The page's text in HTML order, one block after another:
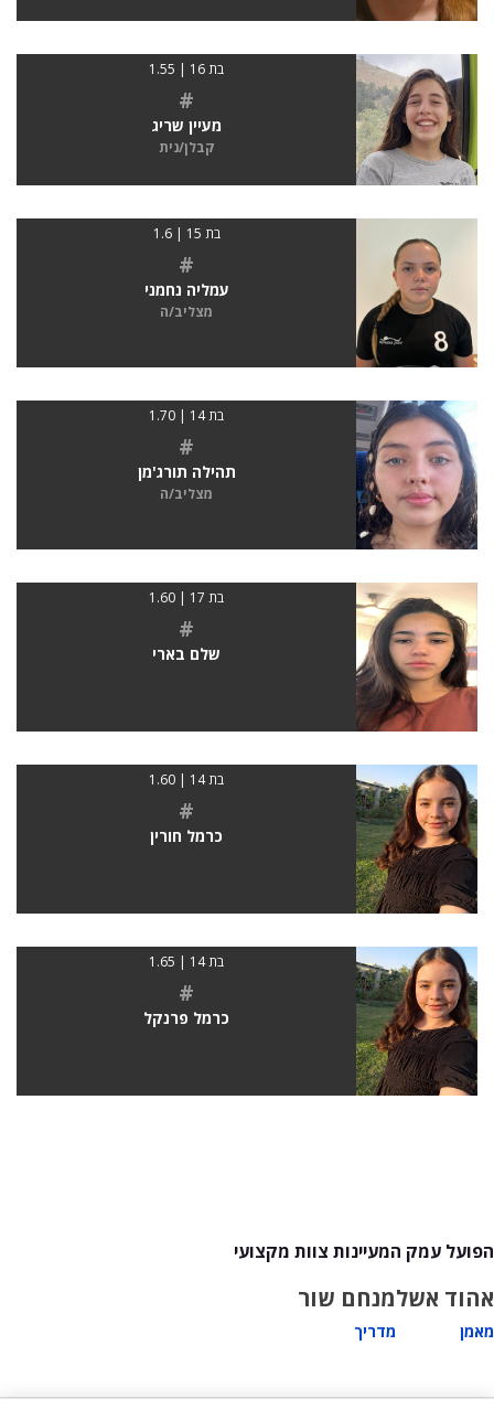
בת 16 | 1.55
#
מעיין שריג
קבלן/נית
בת 15 | 1.6
#
עמליה נחמני
מצליב/ה
בת 14 | 1.70
#
תהילה תורג'מן
מצליב/ה
בת 17 | 1.60
#
שלם בארי
בת 14 | 1.60
#
כרמל חורין
בת 14 | 1.65
#
כרמל פרנקל
הפועל עמק המעיינות צוות מקצועי
אהוד אשל
מאמן
מנחם שור
מדריך